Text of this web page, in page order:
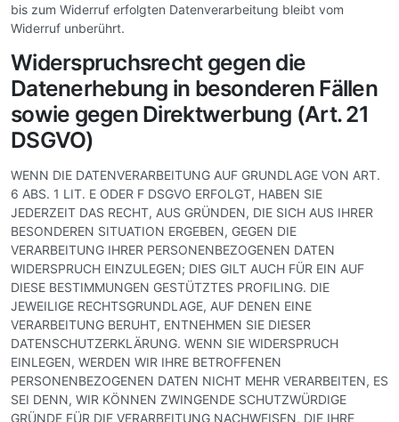
bis zum Widerruf erfolgten Datenverarbeitung bleibt vom
Widerruf unberührt.
Widerspruchsrecht gegen die
Datenerhebung in besonderen Fällen
sowie gegen Direktwerbung (Art. 21
DSGVO)
WENN DIE DATENVERARBEITUNG AUF GRUNDLAGE VON ART.
6 ABS. 1 LIT. E ODER F DSGVO ERFOLGT, HABEN SIE
JEDERZEIT DAS RECHT, AUS GRÜNDEN, DIE SICH AUS IHRER
BESONDEREN SITUATION ERGEBEN, GEGEN DIE
VERARBEITUNG IHRER PERSONENBEZOGENEN DATEN
WIDERSPRUCH EINZULEGEN; DIES GILT AUCH FÜR EIN AUF
DIESE BESTIMMUNGEN GESTÜTZTES PROFILING. DIE
JEWEILIGE RECHTSGRUNDLAGE, AUF DENEN EINE
VERARBEITUNG BERUHT, ENTNEHMEN SIE DIESER
DATENSCHUTZERKLÄRUNG. WENN SIE WIDERSPRUCH
EINLEGEN, WERDEN WIR IHRE BETROFFENEN
PERSONENBEZOGENEN DATEN NICHT MEHR VERARBEITEN, ES
SEI DENN, WIR KÖNNEN ZWINGENDE SCHUTZWÜRDIGE
GRÜNDE FÜR DIE VERARBEITUNG NACHWEISEN, DIE IHRE